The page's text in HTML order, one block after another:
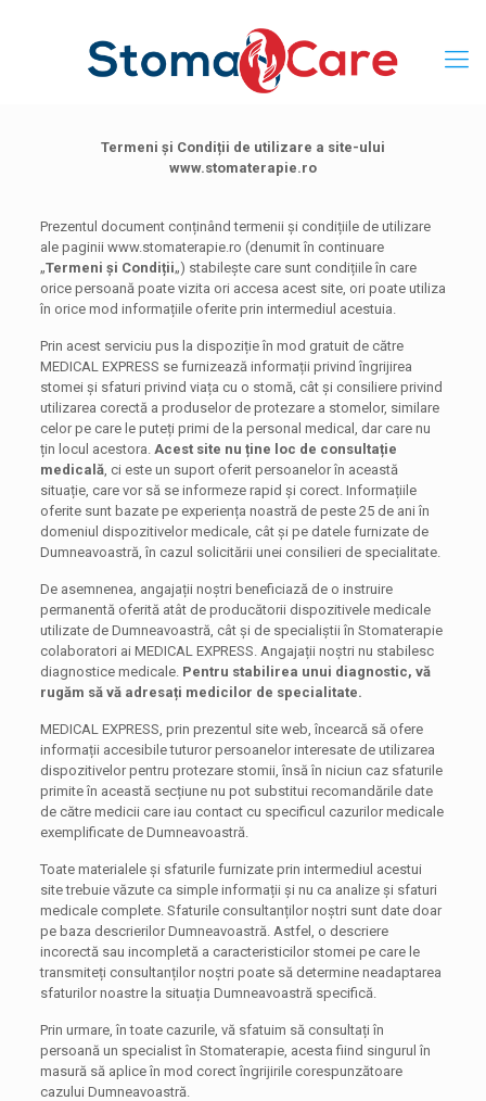
Termeni și Condiții de utilizare a site-ului
www.stomaterapie.ro
Prezentul document conținând termenii și condițiile de utilizare
ale paginii www.stomaterapie.ro (denumit în continuare
„Termeni și Condiții„) stabilește care sunt condițiile în care
orice persoană poate vizita ori accesa acest site, ori poate utiliza
în orice mod informațiile oferite prin intermediul acestuia.
Prin acest serviciu pus la dispoziție în mod gratuit de către
MEDICAL EXPRESS se furnizează informații privind îngrijirea
stomei și sfaturi privind viața cu o stomă, cât și consiliere privind
utilizarea corectă a produselor de protezare a stomelor, similare
celor pe care le puteți primi de la personal medical, dar care nu
țin locul acestora. Acest site nu ține loc de consultație
medicală, ci este un suport oferit persoanelor în această
situație, care vor să se informeze rapid și corect. Informațiile
oferite sunt bazate pe experiența noastră de peste 25 de ani în
domeniul dispozitivelor medicale, cât și pe datele furnizate de
Dumneavoastră, în cazul solicitării unei consilieri de specialitate.
De asemnenea, angajații noștri beneficiază de o instruire
permanentă oferită atât de producătorii dispozitivele medicale
utilizate de Dumneavoastră, cât și de specialiștii în Stomaterapie
colaboratori ai MEDICAL EXPRESS. Angajații noștri nu stabilesc
diagnostice medicale. Pentru stabilirea unui diagnostic, vă
rugăm să vă adresați medicilor de specialitate.
MEDICAL EXPRESS, prin prezentul site web, încearcă să ofere
informații accesibile tuturor persoanelor interesate de utilizarea
dispozitivelor pentru protezare stomii, însă în niciun caz sfaturile
primite în această secțiune nu pot substitui recomandările date
de către medicii care iau contact cu specificul cazurilor medicale
exemplificate de Dumneavoastră.
Toate materialele și sfaturile furnizate prin intermediul acestui
site trebuie văzute ca simple informații și nu ca analize și sfaturi
medicale complete. Sfaturile consultanților noștri sunt date doar
pe baza descrierilor Dumneavoastră. Astfel, o descriere
incorectă sau incompletă a caracteristicilor stomei pe care le
transmiteți consultanților noștri poate să determine neadaptarea
sfaturilor noastre la situația Dumneavoastră specifică.
Prin urmare, în toate cazurile, vă sfatuim să consultați în
persoană un specialist în Stomaterapie, acesta fiind singurul în
masură să aplice în mod corect îngrijirile corespunzătoare
cazului Dumneavoastră.